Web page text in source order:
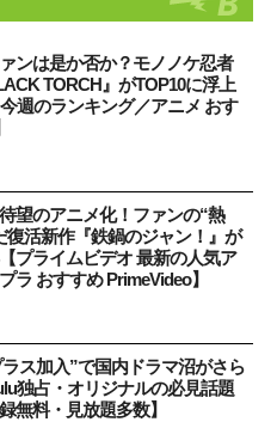
ァンは是か否か？モノノケ忍者
TORCH』がTOP10に浮上
今週のランキング／アニメ おす
望のアニメ化！ファンの“熱
復活新作『鉄鍋のジャン！』が
プライムビデオ 最新の人気ア
ラ おすすめ PrimeVideo】
ス加入”で国内ドラマ沼がさら
独占・オリジナルの必見話題
無料・見放題多数】